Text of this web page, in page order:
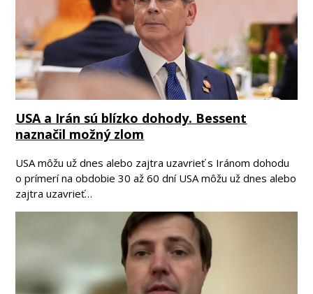
USA a Irán sú blízko dohody. Bessent
naznačil možný zlom
USA môžu už dnes alebo zajtra uzavrieť s Iránom dohodu
o prímerí na obdobie 30 až 60 dní USA môžu už dnes alebo
zajtra uzavrieť…